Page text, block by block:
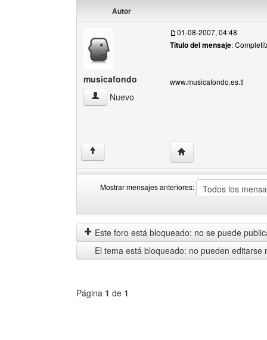
Autor
musicafondo
musicafondo Ver perfil del usuario
Nuevo
01-08-2007, 04:48
Título del mensaje:
www.musicafondo.es.tl
↑ Visitar sitio web del
Mostrar mensajes anteriores:
mensajes
anteriores
by
Este foro está bloqueado: no se puede
El tema está bloqueado: no pueden editarse
Página 1 de 1